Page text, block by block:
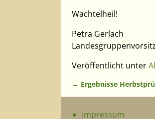
Wachtelheil!
Petra Gerlach
Veröffentlicht unter
← Ergebnisse
Impressum